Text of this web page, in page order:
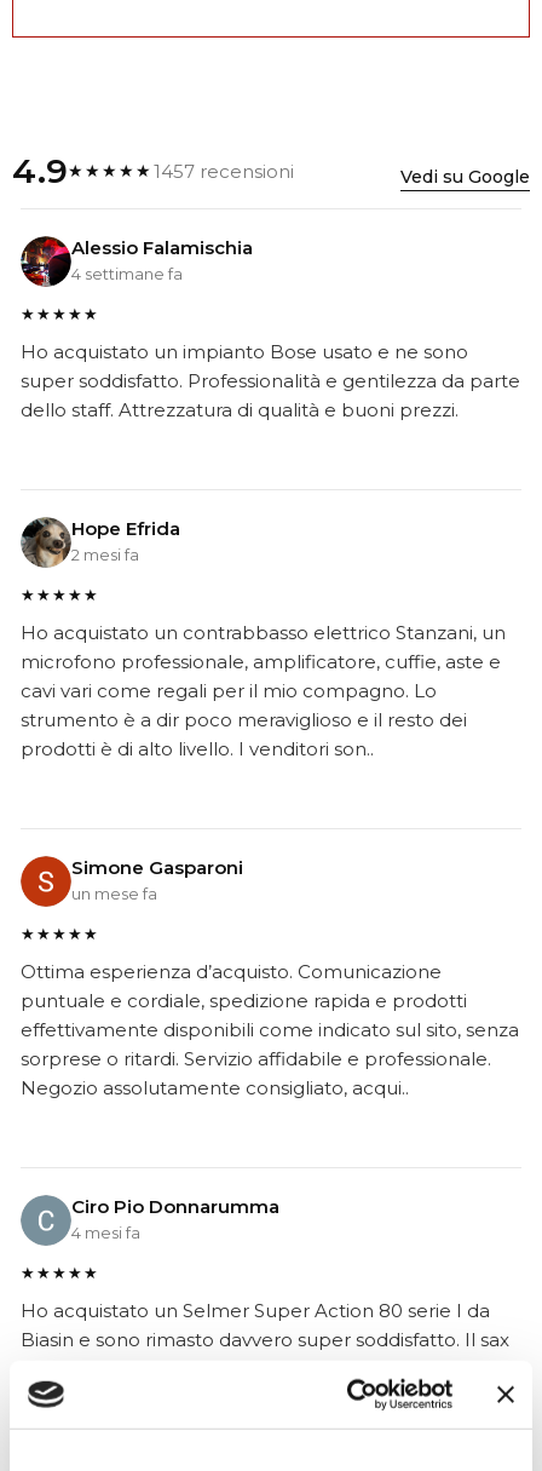
4.9★★★★★1457 recensioni Vedi su Google
Alessio Falamischia
4 settimane fa
★★★★★
Ho acquistato un impianto Bose usato e ne sono
super soddisfatto. Professionalità e gentilezza da parte
dello staff. Attrezzatura di qualità e buoni prezzi.
Hope Efrida
2 mesi fa
★★★★★
Ho acquistato un contrabbasso elettrico Stanzani, un
microfono professionale, amplificatore, cuffie, aste e
cavi vari come regali per il mio compagno. Lo
strumento è a dir poco meraviglioso e il resto dei
prodotti è di alto livello. I venditori son..
Simone Gasparoni
un mese fa
★★★★★
Ottima esperienza d’acquisto. Comunicazione
puntuale e cordiale, spedizione rapida e prodotti
effettivamente disponibili come indicato sul sito, senza
sorprese o ritardi. Servizio affidabile e professionale.
Negozio assolutamente consigliato, acqui..
Ciro Pio Donnarumma
4 mesi fa
★★★★★
Ho acquistato un Selmer Super Action 80 serie I da
Biasin e sono rimasto davvero super soddisfatto. Il sax
imballato e conforme alla descrizione. Il negozio si è
dimostrato serio e professionale,..